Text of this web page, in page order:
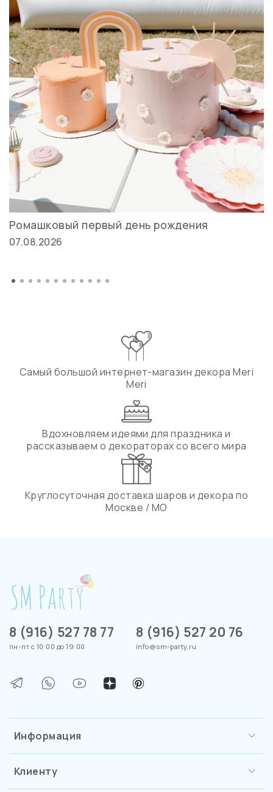
Ромашковый первый день рождения
07.08.2026
Самый большой интернет-магазин декора Meri
Meri
Вдохновляем идеями для праздника и
рассказываем о декораторах со всего мира
Круглосуточная доставка шаров и декора по
Москве / МО
Информация
Клиенту
8 (916) 527 78 77
пн-пт с 10:00 до 19:00
8 (916) 527 20 76
info@sm-party.ru